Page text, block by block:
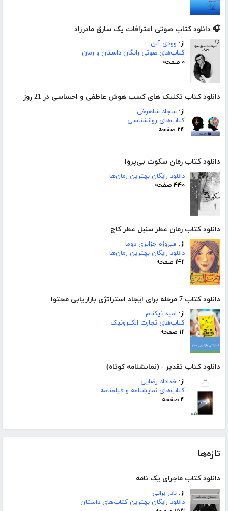
🎧 دانلود کتاب صوتی اعترافات یک سارق مادرزاد
از: وودی آلن
کتاب‌های صوتی رایگان داستان و رمان
۰ صفحه
دانلود کتاب تکنیک های کسب هوش عاطفی و احساسی در 21 روز
از: سجاد شاهرخی
کتاب‌های روانشناسی
۲۴ صفحه
دانلود کتاب رمان سکوت بی‌پروا
دانلود رایگان بهترین رمان‌ها
۴۴۰ صفحه
دانلود کتاب رمان عطر سنبل عطر کاج
از: فیروزه جزایری دوما
دانلود رایگان بهترین رمان‌ها
۱۴۲ صفحه
دانلود کتاب 7 مرحله برای ایجاد استراتژی بازاریابی محتوا
از: امید نیکنام
کتاب‌های تجارت الکترونیک
۱۲ صفحه
دانلود کتاب تقدیر - (نمایشنامه کوتاه)
از: خداداد رضایی
کتاب‌های نمایشنامه و فیلمنامه
۴ صفحه
تازه‌ها
دانلود کتاب ماجرای یک نامه
از: نادر براتی
دانلود رایگان بهترین کتاب‌های داستان